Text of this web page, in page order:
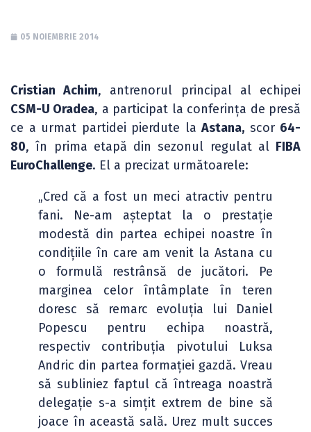
05 NOIEMBRIE 2014
Cristian Achim, antrenorul principal al echipei
CSM-U Oradea, a participat la conferința de presă
ce a urmat partidei pierdute la Astana, scor 64-
80, în prima etapă din sezonul regulat al FIBA
EuroChallenge. El a precizat următoarele:
„Cred că a fost un meci atractiv pentru
fani. Ne-am așteptat la o prestație
modestă din partea echipei noastre în
condițiile în care am venit la Astana cu
o formulă restrânsă de jucători. Pe
marginea celor întâmplate în teren
doresc să remarc evoluția lui Daniel
Popescu pentru echipa noastră,
respectiv contribuția pivotului Luksa
Andric din partea formației gazdă. Vreau
să subliniez faptul că întreaga noastră
delegație s-a simțit extrem de bine să
joace în această sală. Urez mult succes